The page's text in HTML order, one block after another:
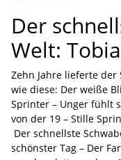
Folgerichtig haben wir
auf einem
Zeitreise zurück
„Heidi war
Werner Späth, ihr
von der Basis an die
diese Charakterzüge
Titeln hat Hudak zwei
Schrank liegen: die
Der
Welt:
Zehn Jahre lieferte der
wie diese: Der weiße
Sprinter – Unger fühlt
von der 19 – Stille
Der schnellste
schönster Tag – Der